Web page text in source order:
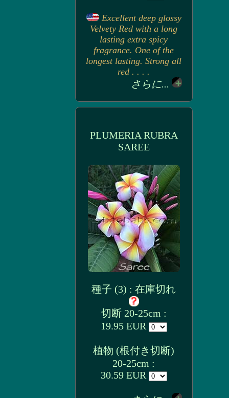
Excellent deep glossy
Velvety Red with a long
lasting extra spicy
fragrance. One of the
longest lasting. Strong all
red . . . .
さらに...
PLUMERIA RUBRA
SAREE
種子 (3) : 在庫切れ
切断 20-25cm :
19.95 EUR
植物 (根付き切断)
20-25cm :
30.59 EUR